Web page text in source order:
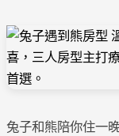
兔子和熊陪你住一